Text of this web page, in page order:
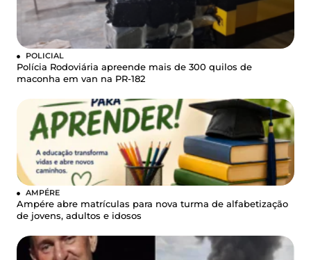
POLICIAL
Polícia Rodoviária apreende mais de 300 quilos de
maconha em van na PR-182
AMPÉRE
Ampére abre matrículas para nova turma de alfabetização
de jovens, adultos e idosos